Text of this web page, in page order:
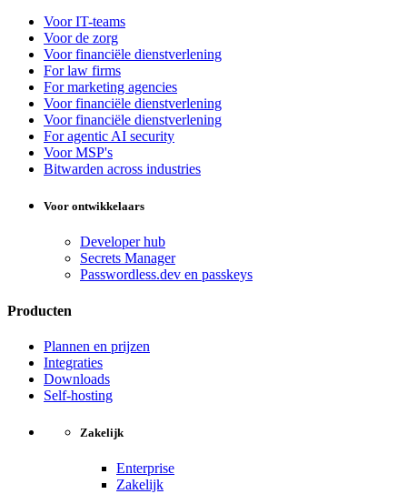
Voor IT-teams
Voor de zorg
Voor financiële dienstverlening
For law firms
For marketing agencies
Voor financiële dienstverlening
Voor financiële dienstverlening
For agentic AI security
Voor MSP's
Bitwarden across industries
Voor ontwikkelaars
Developer hub
Secrets Manager
Passwordless.dev en passkeys
Producten
Plannen en prijzen
Integraties
Downloads
Self-hosting
Zakelijk
Enterprise
Zakelijk